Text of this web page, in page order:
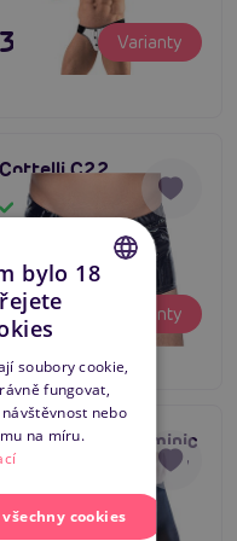
395 Kč Varianty
Cottelli C22
Skladem
795 Kč Varianty
Tip na dárek
Svenjoyment Dominic
Pants (2 Pack), sexy
249 Kč
ENGLISH
bylo 18
soubory cookie,
fungovat,
nebo
na míru.
cookies